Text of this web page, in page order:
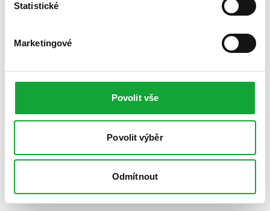
Statistické
Marketingové
Povolit vše
Povolit výběr
Odmítnout